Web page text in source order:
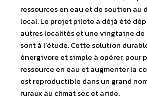
ressources en eau et de soutien au
local. Le projet pilote a déjà été
autres localités et une vingtaine
sont à l’étude. Cette solution
énergivore et simple à opérer, pour
ressource en eau et augmenter la
est reproductible dans un grand
ruraux au climat sec et aride.